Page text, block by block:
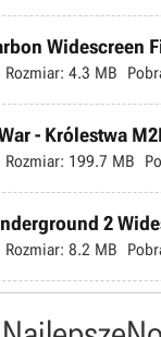
Widescreen
Rozmiar: 4.3 MB
- Królestwa
Rozmiar: 199.7 MB
2
Rozmiar: 8.2 MB